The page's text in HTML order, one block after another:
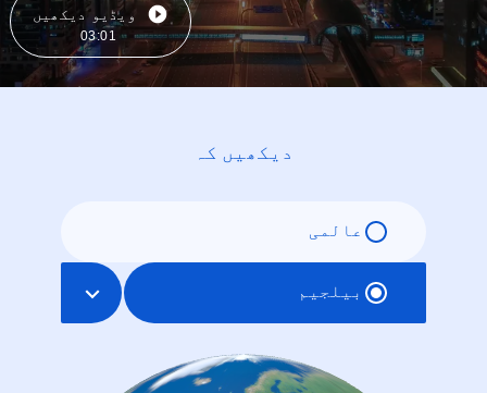
ویڈیو دیکھیں
03:01
دیکھیں کہ
عالمی
بیلجیم